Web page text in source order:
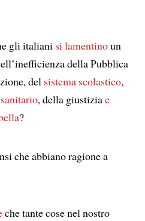
gli italiani si lamentinoun
della Pubblica
del sistema scolastico,
, della giustiziae
?
che abbiano ragione a
che tante cose nel nostro